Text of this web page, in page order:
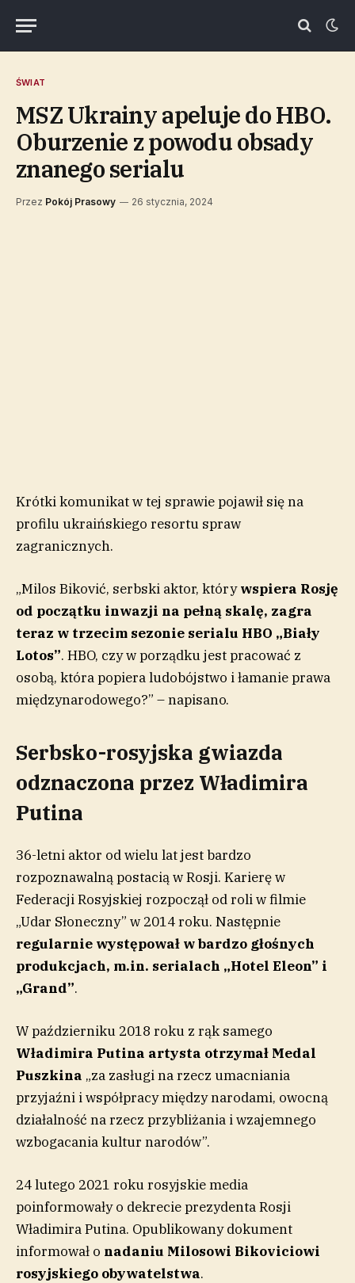
ŚWIAT
MSZ Ukrainy apeluje do HBO.
Oburzenie z powodu obsady
znanego serialu
Przez Pokój Prasowy 26 stycznia, 2024
Krótki komunikat w tej sprawie pojawił się na
profilu ukraińskiego resortu spraw
zagranicznych.
„Milos Biković, serbski aktor, którywspiera Rosję
od początku inwazji na pełną skalę, zagra
teraz w trzecim sezonie serialu HBO „Biały
Lotos”. HBO, czy w porządku jest pracować z
osobą, która popiera ludobójstwo i łamanie prawa
międzynarodowego?” – napisano.
Serbsko-rosyjska gwiazda
odznaczona przez Władimira
Putina
36-letni aktor od wielu lat jest bardzo
rozpoznawalną postacią w Rosji. Karierę w
Federacji Rosyjskiej rozpoczął od roli w filmie
„Udar Słoneczny” w 2014 roku. Następnie
regularnie występował w bardzo głośnych
produkcjach, m.in. serialach „Hotel Eleon” i
„Grand”.
W październiku 2018 roku z rąk samego
Władimira Putina artysta otrzymał Medal
Puszkina „za zasługi na rzecz umacniania
przyjaźni i współpracy między narodami, owocną
działalność na rzecz przybliżania i wzajemnego
wzbogacania kultur narodów”.
24 lutego 2021 roku rosyjskie media
poinformowały o dekrecie prezydenta Rosji
Władimira Putina. Opublikowany dokument
informował o nadaniu Milosowi Bikoviciowi
rosyjskiego obywatelstwa.